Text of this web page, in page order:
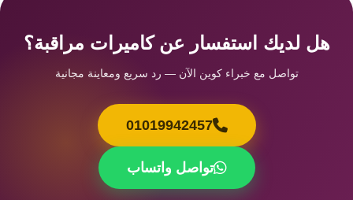
هل لديك استفسار عن كاميرات مراقبة؟
تواصل مع خبراء كوين الآن — رد سريع ومعاينة مجانية
01019942457
تواصل واتساب